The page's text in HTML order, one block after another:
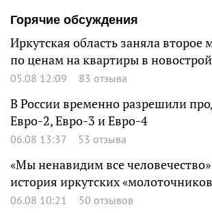
Горячие обсуждения
Иркутская область заняла второе
по ценам на квартиры в
05.08 12:09 83 отзыва
В России временно разрешили
Евро-2, Евро-3 и Евро-4
06.08 13:37 53 отзыва
«Мы ненавидим все
история иркутских
06.08 10:21 50 отзывов